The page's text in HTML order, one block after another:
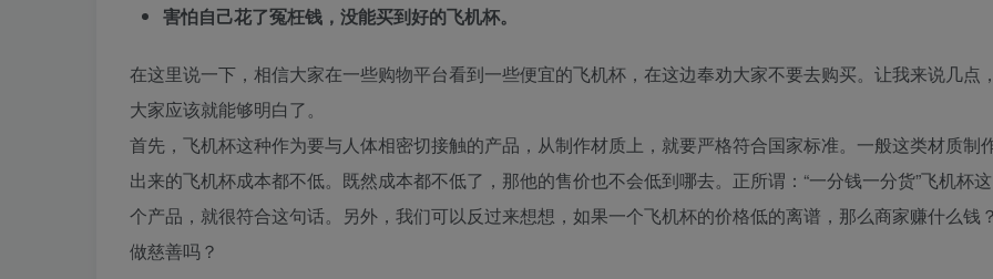
害怕自己花了冤枉钱，没能买到好的飞机杯。
在这里说一下，相信大家在一些购物平台看到一些便宜的飞机杯，在这边奉劝大家不要去购买。让我来说几点
大家应该就能够明白了。
首先，飞机杯这种作为要与人体相密切接触的产品，从制作材质上，就要严格符合国家标准。一般这类材质制
出来的飞机杯成本都不低。既然成本都不低了，那他的售价也不会低到哪去。正所谓：“一分钱一分货”飞机杯这
个产品，就很符合这句话。另外，我们可以反过来想想，如果一个飞机杯的价格低的离谱，那么商家赚什么钱
做慈善吗？